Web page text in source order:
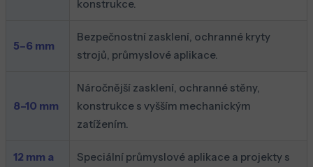
konstrukce.
5–6 mm
Bezpečnostní zasklení, ochranné kryty
strojů, průmyslové aplikace.
8–10 mm
Náročnější zasklení, ochranné stěny,
konstrukce s vyšším mechanickým
zatížením.
12 mm a
Speciální průmyslové aplikace a projekty s